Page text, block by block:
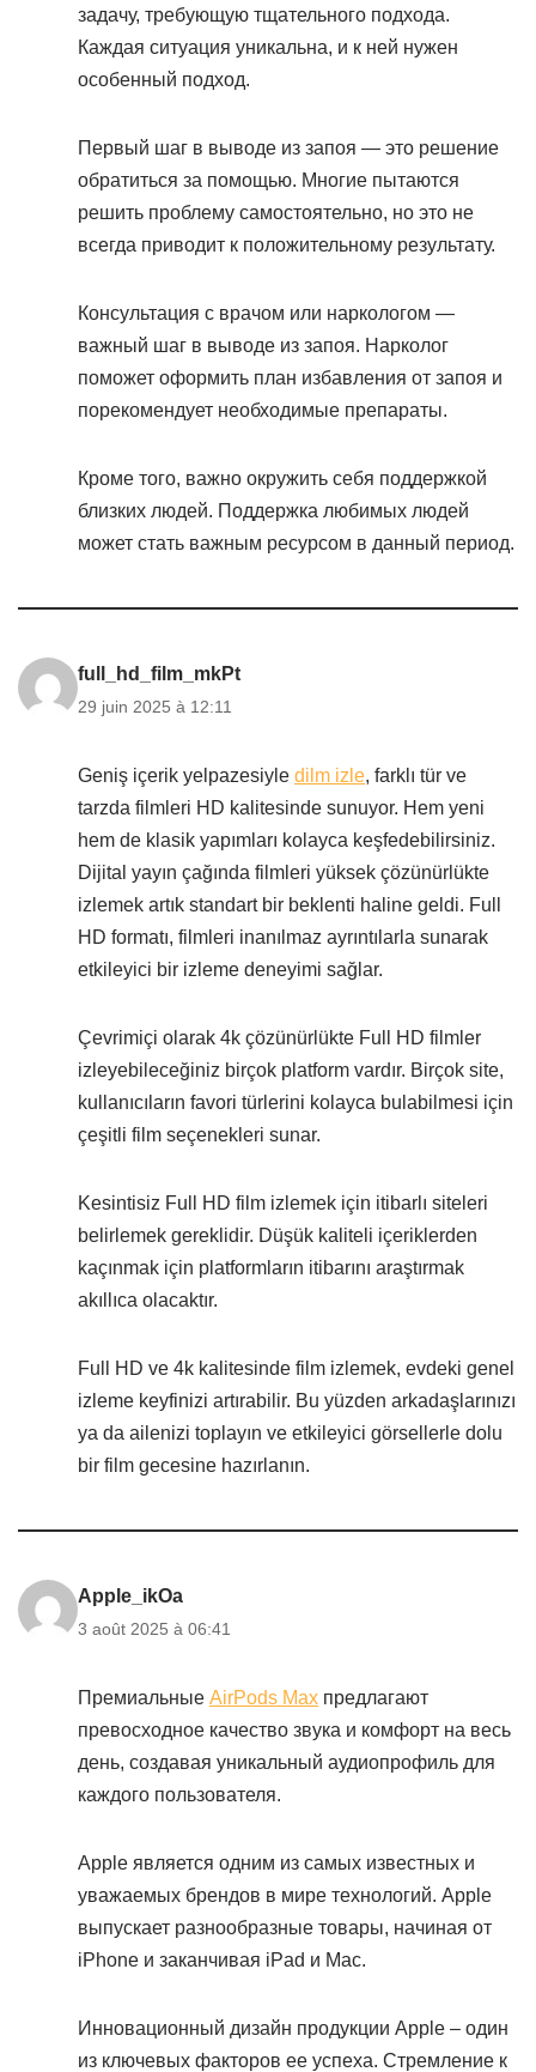
задачу, требующую тщательного подхода.
Каждая ситуация уникальна, и к ней нужен
особенный подход.
Первый шаг в выводе из запоя — это решение
обратиться за помощью. Многие пытаются
решить проблему самостоятельно, но это не
всегда приводит к положительному результату.
Консультация с врачом или наркологом —
важный шаг в выводе из запоя. Нарколог
поможет оформить план избавления от запоя и
порекомендует необходимые препараты.
Кроме того, важно окружить себя поддержкой
близких людей. Поддержка любимых людей
может стать важным ресурсом в данный период.
full_hd_film_mkPt
29 juin 2025 à 12:11
Geniş içerik yelpazesiyle dilm izle, farklı tür ve
tarzda filmleri HD kalitesinde sunuyor. Hem yeni
hem de klasik yapımları kolayca keşfedebilirsiniz.
Dijital yayın çağında filmleri yüksek çözünürlükte
izlemek artık standart bir beklenti haline geldi. Full
HD formatı, filmleri inanılmaz ayrıntılarla sunarak
etkileyici bir izleme deneyimi sağlar.
Çevrimiçi olarak 4k çözünürlükte Full HD filmler
izleyebileceğiniz birçok platform vardır. Birçok site,
kullanıcıların favori türlerini kolayca bulabilmesi için
çeşitli film seçenekleri sunar.
Kesintisiz Full HD film izlemek için itibarlı siteleri
belirlemek gereklidir. Düşük kaliteli içeriklerden
kaçınmak için platformların itibarını araştırmak
akıllıca olacaktır.
Full HD ve 4k kalitesinde film izlemek, evdeki genel
izleme keyfinizi artırabilir. Bu yüzden arkadaşlarınızı
ya da ailenizi toplayın ve etkileyici görsellerle dolu
bir film gecesine hazırlanın.
Apple_ikOa
3 août 2025 à 06:41
Премиальные AirPods Max предлагают
превосходное качество звука и комфорт на весь
день, создавая уникальный аудиопрофиль для
каждого пользователя.
Apple является одним из самых известных и
уважаемых брендов в мире технологий. Apple
выпускает разнообразные товары, начиная от
iPhone и заканчивая iPad и Mac.
Инновационный дизайн продукции Apple – один
из ключевых факторов ее успеха. Стремление к